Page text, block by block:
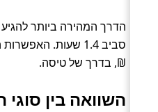
הדרך המהירה ביותר
₪, בדרך של טיסה.
השוואה בין